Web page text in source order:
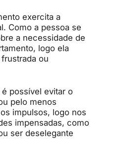
exercita a
Como a pessoa se
a necessidade de
logo ela
ou
possível evitar o
pelo menos
impulsos, logo nos
impensadas, como
ser deselegante